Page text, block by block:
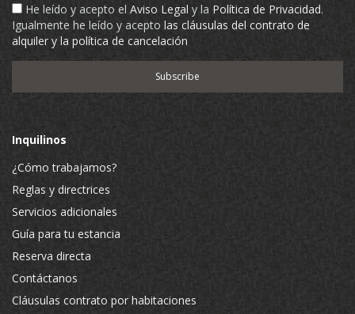
He leído y acepto el Aviso Legal y la Política de Privacidad.
Igualmente he leído y acepto las cláusulas del contrato de
alquiler y la política de cancelación
Inquilinos
¿Cómo trabajamos?
Reglas y directrices
Servicios adicionales
Guía para tu estancia
Reserva directa
Contáctanos
Cláusulas contrato por habitaciones